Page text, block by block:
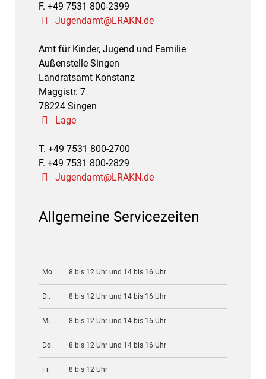
F. +49 7531 800-2399
Jugendamt@LRAKN.de
Amt für Kinder, Jugend und Familie
Außenstelle Singen
Landratsamt Konstanz
Maggistr. 7
78224 Singen
Lage
T. +49 7531 800-2700
F. +49 7531 800-2829
Jugendamt@LRAKN.de
Allgemeine Servicezeiten
Mo. 8 bis 12 Uhr und 14 bis 16 Uhr
Di. 8 bis 12 Uhr und 14 bis 16 Uhr
Mi. 8 bis 12 Uhr und 14 bis 16 Uhr
Do. 8 bis 12 Uhr und 14 bis 16 Uhr
Fr. 8 bis 12 Uhr